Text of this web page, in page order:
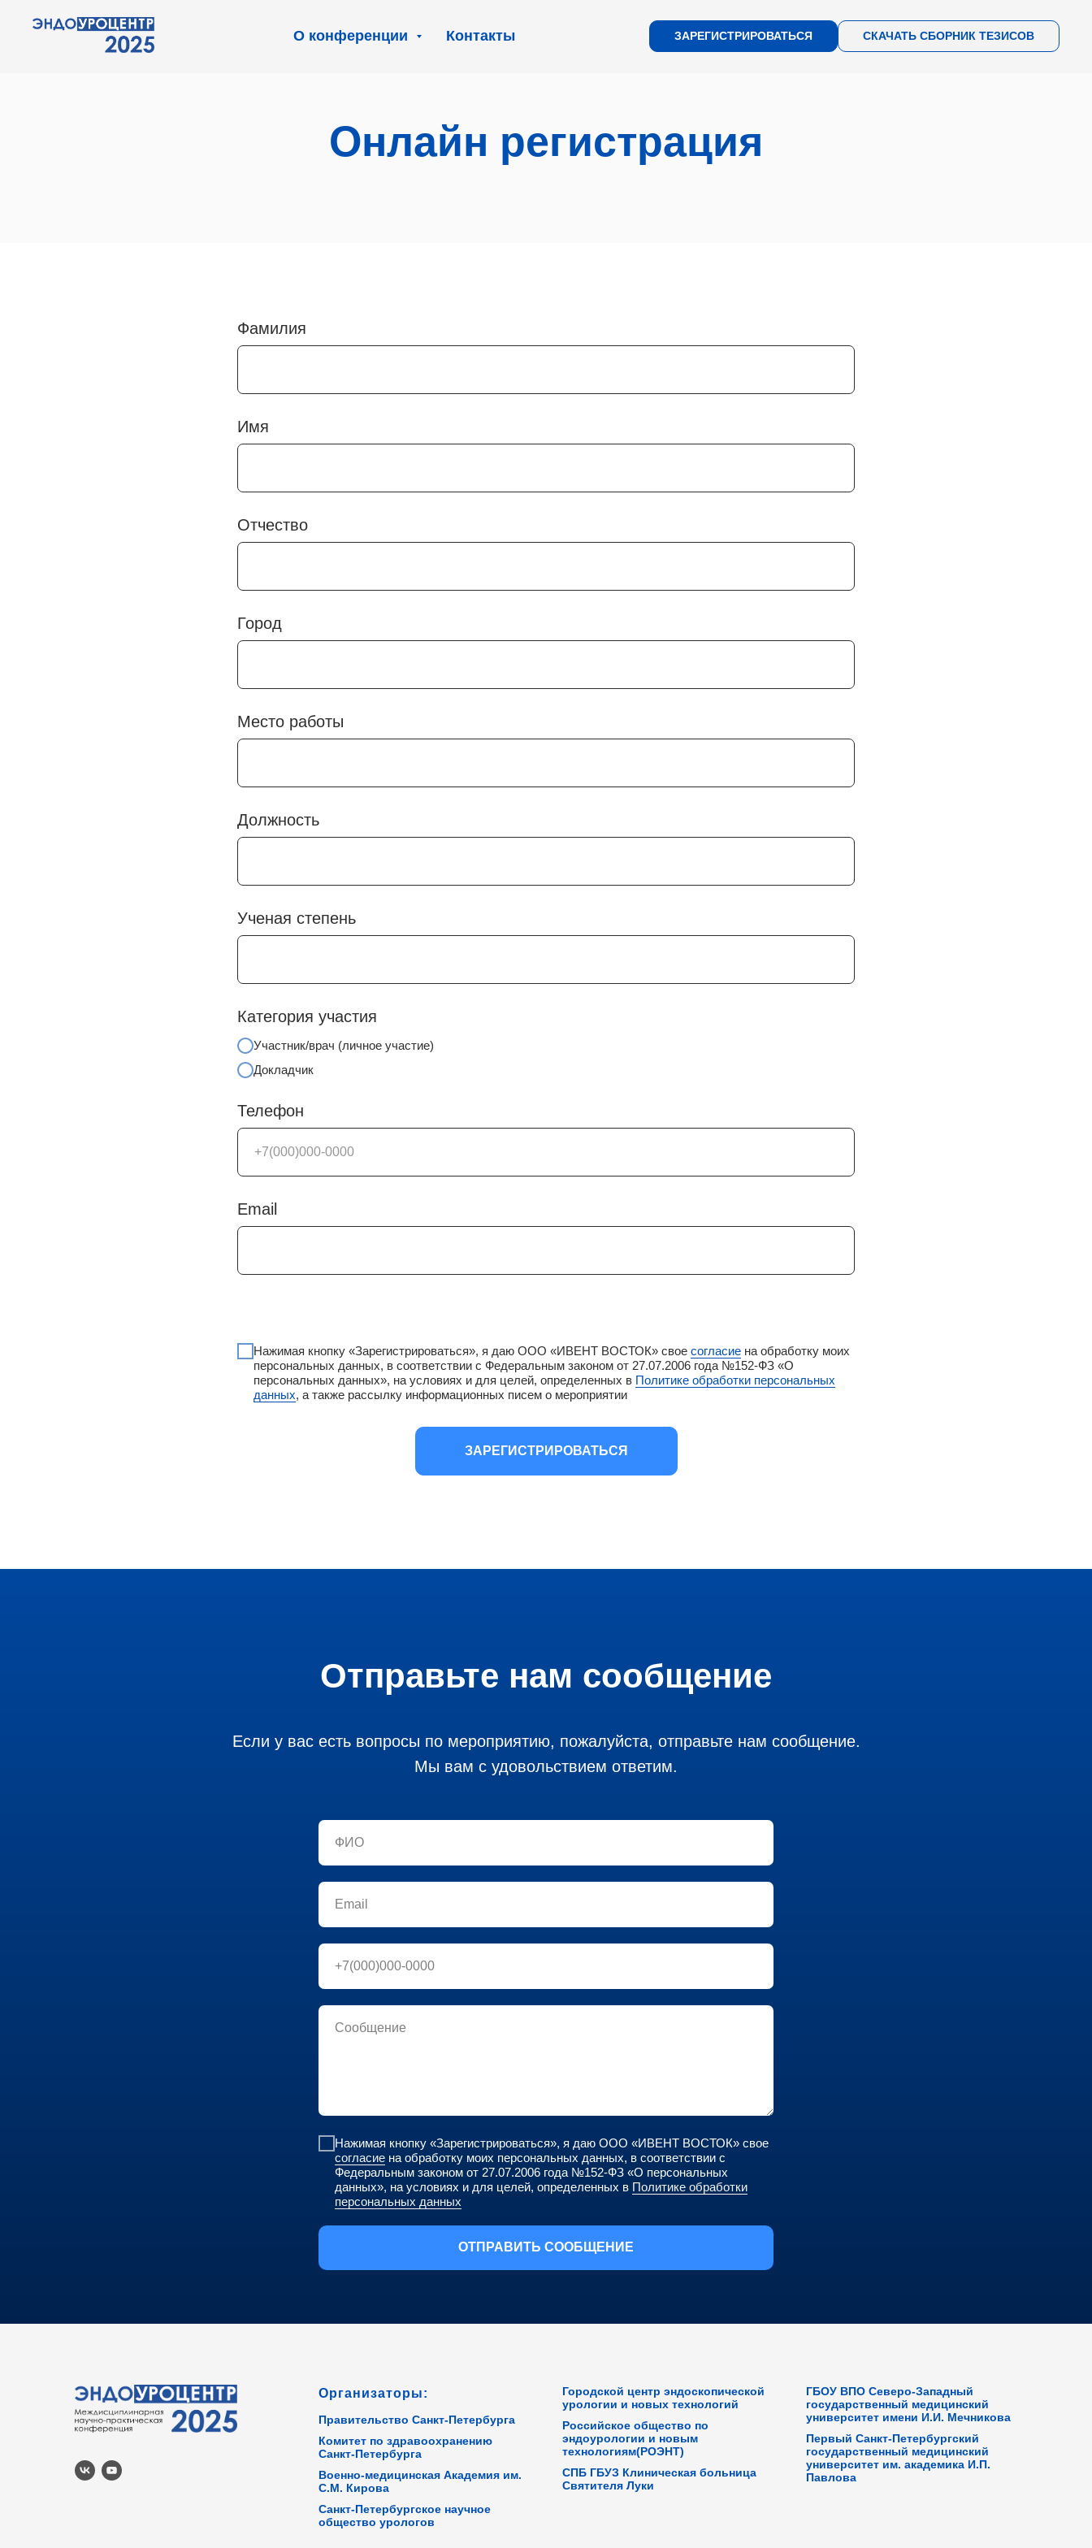
О конференции Контакты ЗАРЕГИСТРИРОВАТЬСЯ СКАЧАТЬ СБОРНИК ТЕЗИСОВ
Онлайн регистрация
Фамилия
Имя
Отчество
Город
Место работы
Должность
Ученая степень
Категория участия
Участник/врач (личное участие)
Докладчик
Телефон
Email
Нажимая кнопку «Зарегистрироваться», я даю ООО «ИВЕНТ ВОСТОК» свое согласие на обработку моих
персональных данных, в соответствии с Федеральным законом от 27.07.2006 года №152-ФЗ «О
персональных данных», на условиях и для целей, определенных в Политике обработки персональных
данных, а также рассылку информационных писем о мероприятии
ЗАРЕГИСТРИРОВАТЬСЯ
Отправьте нам сообщение
Если у вас есть вопросы по мероприятию, пожалуйста, отправьте нам сообщение.
Мы вам с удовольствием ответим.
Нажимая кнопку «Зарегистрироваться», я даю ООО «ИВЕНТ ВОСТОК» свое
согласие на обработку моих персональных данных, в соответствии с
Федеральным законом от 27.07.2006 года №152-ФЗ «О персональных
данных», на условиях и для целей, определенных в Политике обработки
персональных данных
ОТПРАВИТЬ СООБЩЕНИЕ
Организаторы:
Правительство Санкт-Петербурга
Комитет по здравоохранению
Санкт-Петербурга
Военно-медицинская Академия им.
С.М. Кирова
Санкт-Петербургское научное
общество урологов
Городской центр эндоскопической
урологии и новых технологий
Российское общество по
эндоурологии и новым
технологиям(РОЭНТ)
СПБ ГБУЗ Клиническая больница
Святителя Луки
ГБОУ ВПО Северо-Западный
государственный медицинский
университет имени И.И. Мечникова
Первый Санкт-Петербургский
государственный медицинский
университет им. академика И.П.
Павлова